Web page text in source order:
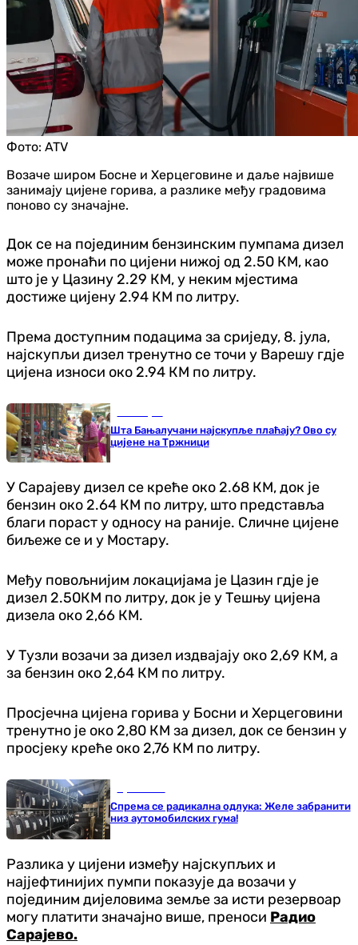
Фото: ATV
Возаче широм Босне и Херцеговине и даље највише
занимају цијене горива, а разлике међу градовима
поново су значајне.
Док се на појединим бензинским пумпама дизел
може пронаћи по цијени нижој од 2.50 КМ, као
што је у Цазину 2.29 КМ, у неким мјестима
достиже цијену 2.94 КМ по литру.
Према доступним подацима за сриједу, 8. јула,
најскупљи дизел тренутно се точи у Варешу гдје
цијена износи око 2.94 КМ по литру.
Шта Бањалучани најскупље плаћају? Ово су
цијене на Тржници
У Сарајеву дизел се креће око 2.68 КМ, док је
бензин око 2.64 КМ по литру, што представља
благи пораст у односу на раније. Сличне цијене
биљеже се и у Мостару.
Међу повољнијим локацијама је Цазин гдје је
дизел 2.50КМ по литру, док је у Тешњу цијена
дизела око 2,66 КМ.
У Тузли возачи за дизел издвајају око 2,69 КМ, а
за бензин око 2,64 КМ по литру.
Просјечна цијена горива у Босни и Херцеговини
тренутно је око 2,80 КМ за дизел, док се бензин у
просјеку креће око 2,76 КМ по литру.
Спрема се радикална одлука: Желе забранити
низ аутомобилских гума!
Разлика у цијени између најскупљих и
најјефтинијих пумпи показује да возачи у
појединим дијеловима земље за исти резервоар
могу платити значајно више, преноси Радио
Сарајево.